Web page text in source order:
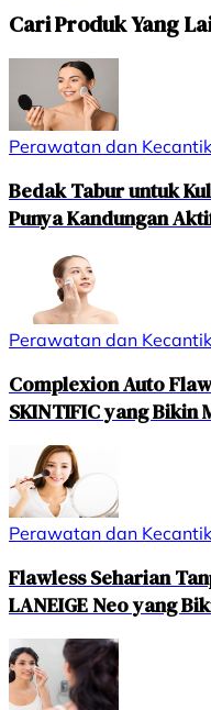
Cari Produk Yang
Perawatan dan
Bedak Tabur untuk
Punya Kandungan
Perawatan dan
Complexion Auto
SKINTIFIC yang Bikin
Perawatan dan
Flawless Seharian
LANEIGE Neo yang